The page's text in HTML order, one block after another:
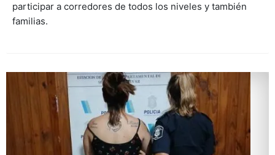
participar a corredores de todos los niveles y también
familias.